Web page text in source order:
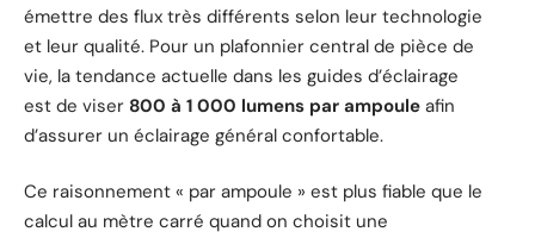
émettre des flux très différents selon leur technologie
et leur qualité. Pour un plafonnier central de pièce de
vie, la tendance actuelle dans les guides d’éclairage
est de viser 800 à 1 000 lumens par ampoule afin
d’assurer un éclairage général confortable.
Ce raisonnement « par ampoule » est plus fiable que le
calcul au mètre carré quand on choisit une